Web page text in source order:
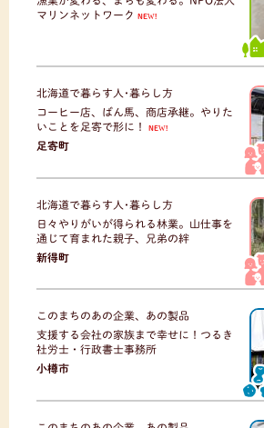
マリンネットワーク
NEW!
北海道で暮らす人･暮らし方
コーヒー店、ばん馬、商店承継。やりた
いことを足寄で形に！
NEW!
足寄町
北海道で暮らす人･暮らし方
日々やりがいが得られる林業。山仕事を
通じて育まれた親子、兄弟の絆
新得町
このまちのあの企業、あの製品
支援する会社の家族まで幸せに！つるき
社労士・行政書士事務所
小樽市